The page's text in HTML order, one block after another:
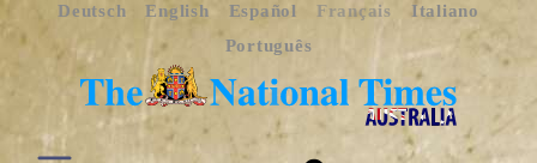
Deutsch English Español Français
Italiano
Português